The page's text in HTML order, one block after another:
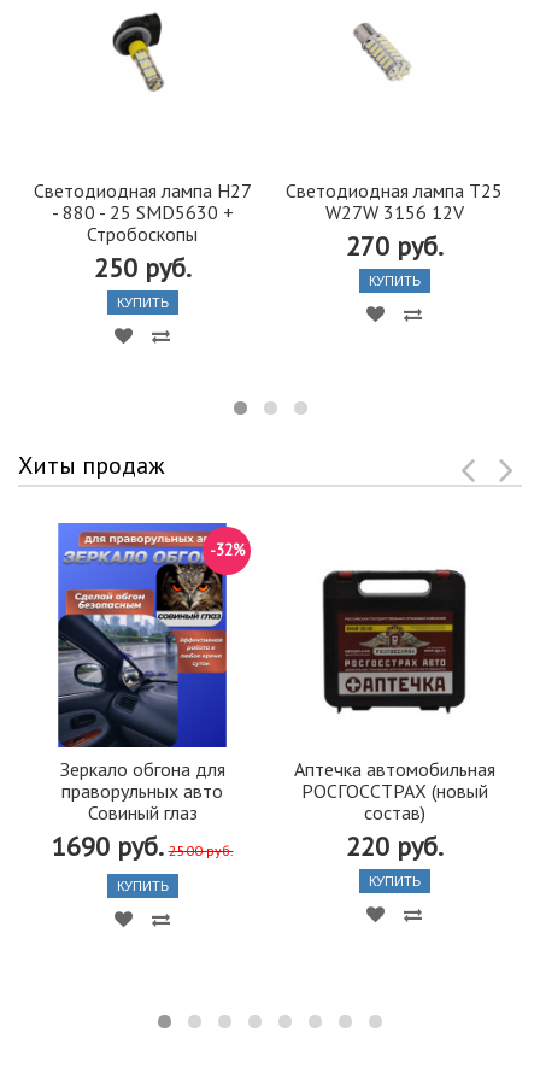
Светодиодная лампа H27
- 880 - 25 SMD5630 +
Стробоскопы
250 руб.
КУПИТЬ
Светодиодная лампа T25
W27W 3156 12V
270 руб.
КУПИТЬ
Хиты продаж
Зеркало обгона для
праворульных авто
Совиный глаз
1690 руб. 2500 руб.
-32%
КУПИТЬ
Аптечка автомобильная
РОСГОССТРАХ (новый
состав)
220 руб.
КУПИТЬ